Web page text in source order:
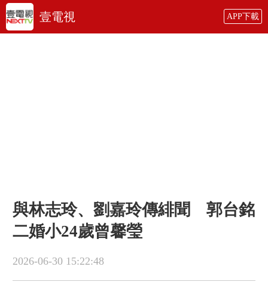
壹電視 APP下載
與林志玲、劉嘉玲傳緋聞 郭台銘
二婚小24歲曾馨瑩
2026-06-30 15:22:48